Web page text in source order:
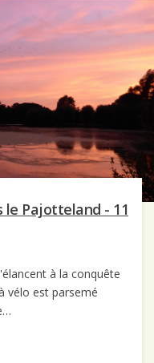
le Pajotteland - 11
à la conquête
vélo est parsemé